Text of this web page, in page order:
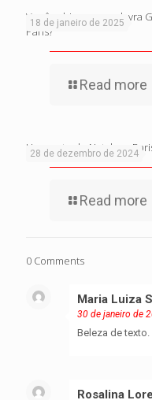
18 de janeiro de 2025
Você sabia que a palavra
Paris?
Read more
28 de dezembro de 2024
Um conto de Natal em
Read more
0 Comments
Maria Luiza
30 de janeiro de
Beleza de texto.
Rosalina